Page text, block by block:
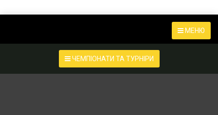
МЕНЮ
ЧЕМПІОНАТИ ТА ТУРНІРИ